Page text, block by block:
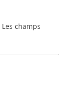
Les champs